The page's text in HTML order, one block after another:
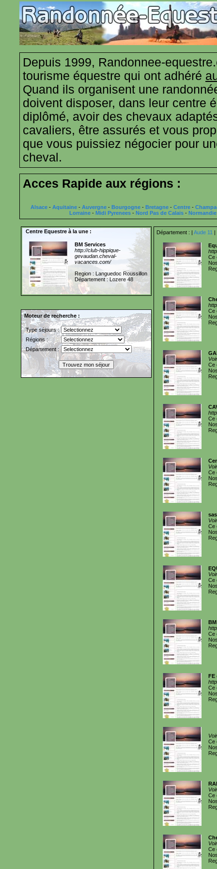
Depuis 1999, Randonnee-
tourisme équestre qui ont adhéré
Quand ils organisent une
doivent disposer, dans leur centre
diplômé, avoir des chevaux
cavaliers, être assurés et vous
que vous puissiez négocier pour
cheval.
Acces Rapide aux régions :
Alsace - Aquitaine - Auvergne - Bourgogne - Bretagne - Centre -
Lorraine- Midi Pyrenees- Nord Pas de Calais- Normandie
Centre Equestre à la une :
BM Services
http://club-hippique-
gevaudan.cheval-
vacances.com/
Region : Languedoc Roussillon
Département : Lozere 48
Moteur de recherche :
Type séjours :
Régions :
Département :
Département : | Aude 11 |
Ce
Ce
Ce
Ce
Ce
Ce
Ce
Ce
FE
Ce
Ce
Ce
Ce